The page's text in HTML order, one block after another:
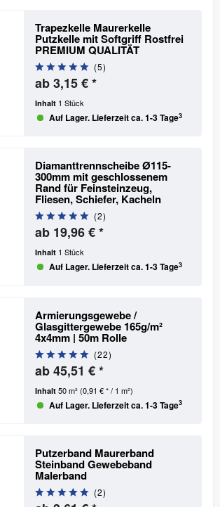
Trapezkelle Maurerkelle
Putzkelle mit Softgriff Rostfrei
PREMIUM QUALITÄT
(5)
ab 3,15 € *
Inhalt 1 Stück
Auf Lager. Lieferzeit ca. 1-3 Tage3
Diamanttrennscheibe Ø115-
300mm mit geschlossenem
Rand für Feinsteinzeug,
Fliesen, Schiefer, Kacheln
(2)
ab 19,96 € *
Inhalt 1 Stück
Auf Lager. Lieferzeit ca. 1-3 Tage3
Armierungsgewebe /
Glasgittergewebe 165g/m²
4x4mm | 50m Rolle
(22)
ab 45,51 € *
Inhalt 50 m²(0,91 € * / 1 m²)
Auf Lager. Lieferzeit ca. 1-3 Tage3
Putzerband Maurerband
Steinband Gewebeband
Malerband
(2)